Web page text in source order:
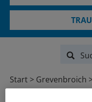
Start Grevenbroich